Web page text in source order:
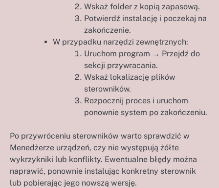
Wskaż folder z kopią zapasową.
Potwierdź instalację i poczekaj na
zakończenie.
W przypadku narzędzi zewnętrznych:
Uruchom program → Przejdź do
sekcji przywracania.
Wskaż lokalizację plików
sterowników.
Rozpocznij proces i uruchom
ponownie system po zakończeniu.
Po przywróceniu sterowników warto sprawdzić w
Menedżerze urządzeń, czy nie występują żółte
wykrzykniki lub konflikty. Ewentualne błędy można
naprawić, ponownie instalując konkretny sterownik
lub pobierając jego nowszą wersję.